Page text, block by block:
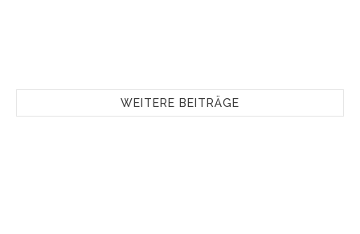
WEITERE BEITRÄGE